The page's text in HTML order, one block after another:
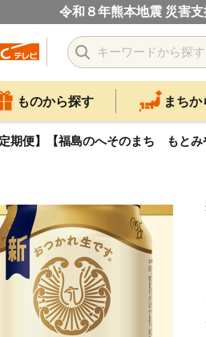
令和８年熊本地震 災害
ものから探す まち
定期便】【福島のへそのまち もと